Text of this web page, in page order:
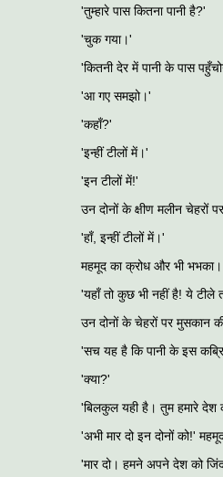
'तुम्हारे पास कितना पानी है?'
'चुक गया।'
'कितनी देर में पानी के पास
'आ गए समझो।'
'कहाँ?'
'इन्हीं टीलों में।'
'इन टीलों में!'
उन दोनों के क्षीण मलीन चेहरों
'हाँ, इन्हीं टीलों में।'
महमूद का क्रोध और भी भभका।
'यहाँ तो कुछ भी नहीं है! ये टीले
उन दोनों के चेहरों पर
'सच यह है कि पानी के इस
'क्या?'
'बिलकुल यही है। तुम हमारे देश
'अभी मार दो इन दोनों को!'
'मार दो। हमने अपने देश को